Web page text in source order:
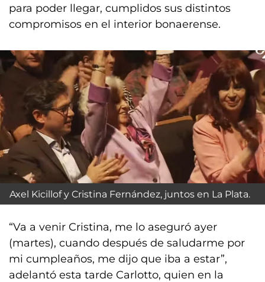
para poder llegar, cumplidos sus distintos
compromisos en el interior bonaerense.
Axel Kicillof y Cristina Fernández, juntos en La Plata.
“Va a venir Cristina, me lo aseguró ayer
(martes), cuando después de saludarme por
mi cumpleaños, me dijo que iba a estar”,
adelantó esta tarde Carlotto, quien en la